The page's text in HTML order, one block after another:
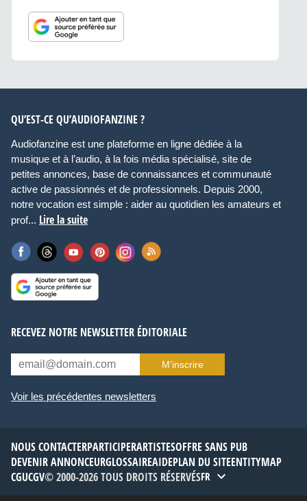
QU’EST-CE QU’AUDIOFANZINE ?
Audiofanzine est une plateforme en ligne dédiée à la
musique et à l’audio, à la fois média spécialisé, site de
petites annonces, base de connaissances et communauté
active de passionnés et de professionnels. Depuis 2000,
notre vocation est simple : aider au quotidien les amateurs et
prof... Lire la suite
RECEVEZ NOTRE NEWSLETTER ÉDITORIALE
M’inscrire
Voir les précédentes newsletters
NOUS CONTACTERPARTICIPERARTISTESOFFRE SANS PUB
DEVENIR ANNONCEURGLOSSAIREAIDEPLAN DU SITEENTITYMAP
CGUCGV© 2000-2026 TOUS DROITS RÉSERVÉSFR